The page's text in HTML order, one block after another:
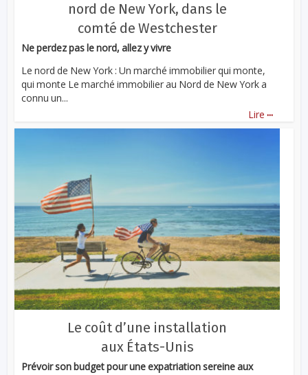
nord de New York, dans le
comté de Westchester
Ne perdez pas le nord, allez y vivre
Le nord de New York : Un marché immobilier qui monte,
qui monte Le marché immobilier au Nord de New York a
connu un...
Lire ...
Le coût d’une installation
aux États-Unis
Prévoir son budget pour une expatriation sereine aux